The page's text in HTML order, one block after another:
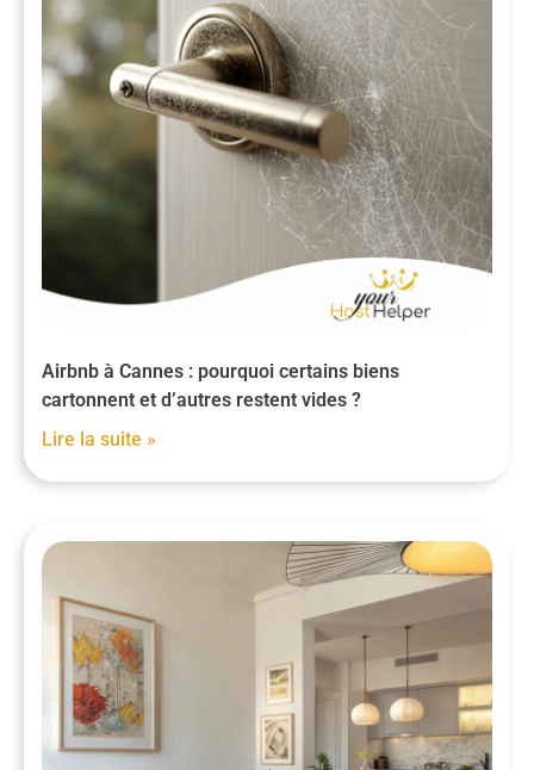
Airbnb à Cannes : pourquoi certains biens
cartonnent et d’autres restent vides ?
Lire la suite »